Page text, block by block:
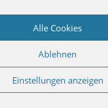
Alle Cookies
Ablehnen
Einstellungen anzeigen